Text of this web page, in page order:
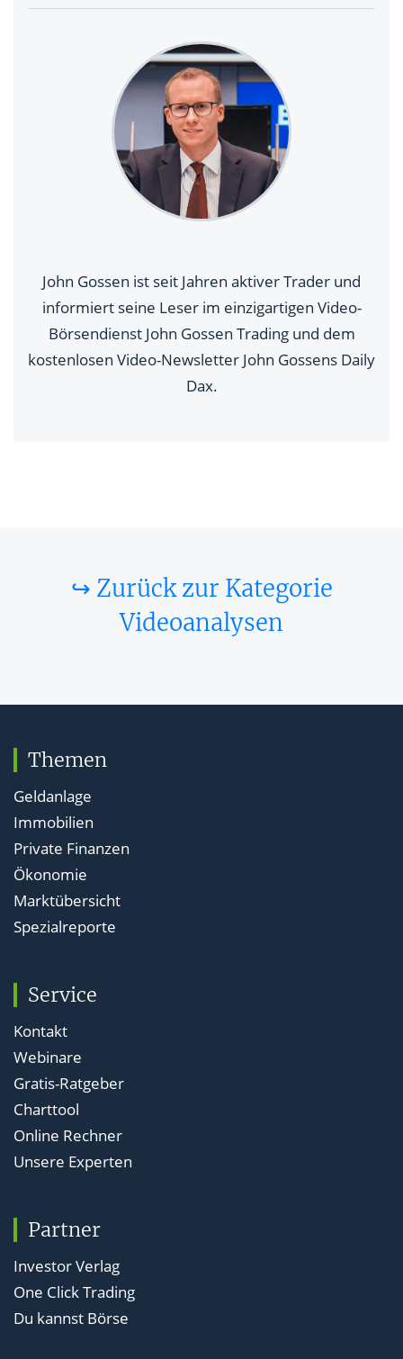
John Gossen ist seit Jahren aktiver Trader und
informiert seine Leser im einzigartigen Video-
Börsendienst John Gossen Trading und dem
kostenlosen Video-Newsletter John Gossens Daily
Dax.
↪ Zurück zur Kategorie
Videoanalysen
Themen
Geldanlage
Immobilien
Private Finanzen
Ökonomie
Marktübersicht
Spezialreporte
Service
Kontakt
Webinare
Gratis-Ratgeber
Charttool
Online Rechner
Unsere Experten
Partner
Investor Verlag
One Click Trading
Du kannst Börse